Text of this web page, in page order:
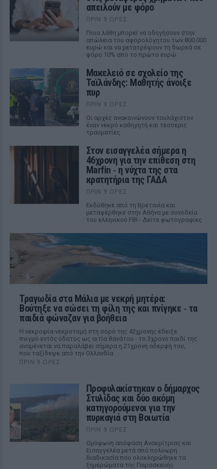
απειλούν με φόρο
ΠΡΙΝ 9 ΏΡΕΣ
Ποια λάθη μπορεί να οδηγήσουν στην
απώλεια του αφορολόγητου των 800.000
ευρώ και να μετατρέψουν τη δωρεά σε
φόρο 10% από το πρώτο ευρώ
Μακελειό σε σχολείο της
Ταϊλάνδης: Μαθητής άνοιξε
πυρ
ΠΡΙΝ 9 ΏΡΕΣ
Οι αρχές ανακοινώνουν τουλάχιστον
έναν νεκρό καθηγητή και τέσσερις
τραυματίες
Στον εισαγγελέα σήμερα η
46χρονη για την επίθεση στη
Marfin ‑ η νύχτα της στα
κρατητήρια της ΓΑΔΑ
ΠΡΙΝ 9 ΏΡΕΣ
Εκδόθηκε από τη Βρετανία και
μεταφέρθηκε στην Αθήνα με συνοδεία
του ελληνικού FBI - Δείτε φωτογραφίες
Τραγωδία στα Μάλια με νεκρή μητέρα:
Βούτηξε να σώσει τη φίλη της και πνίγηκε ‑ τα
παιδιά φώναζαν για βοήθεια
Η νεκροψία-νεκροτομή στη σορό της 42χρονης έδειξε
πνιγμό εντός ύδατος ως αιτία θανάτου - το 3χρονο παιδί της
αναμένεται να παραλάβει σήμερα η 21χρονη αδερφή του,
που ταξίδεψε από την Ολλανδία
ΠΡΙΝ 9 ΏΡΕΣ
Προφυλακίστηκαν ο δήμαρχος
Στυλίδας και δύο ακόμη
κατηγορούμενοι για την
πυρκαγιά στη Βοιωτία
ΠΡΙΝ 9 ΏΡΕΣ
Ομόφωνη απόφαση Ανακρίτριας και
Εισαγγελέα μετά από πολύωρη
διαδικασία που ολοκληρώθηκε τα
ξημερώματα της Παρασκευής